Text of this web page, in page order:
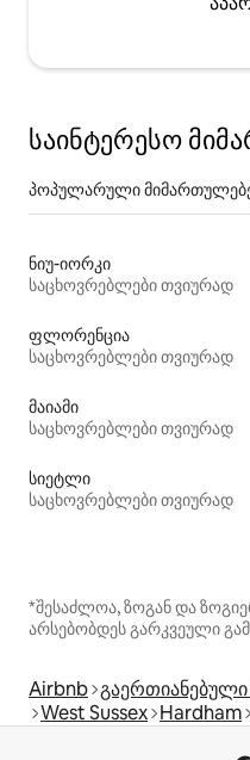
საინტერესო
პოპულარული
ნიუ-იორკი
საცხოვრებლები თვიურად
ფლორენცია
საცხოვრებლები თვიურად
მაიამი
საცხოვრებლები თვიურად
სიეტლი
საცხოვრებლები თვიურად
*შესაძლოა, ზოგან და
არსებობდეს გარკვეული
Airbnb
West Sussex Hardham